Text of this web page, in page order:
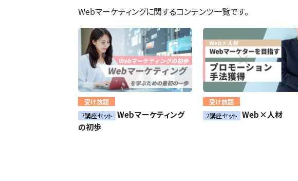
Webマーケティングに関するコンテンツ一覧です。
受け放題
7講座セット Webマーケティング
の初歩
受け放題
2講座セット Web×人材